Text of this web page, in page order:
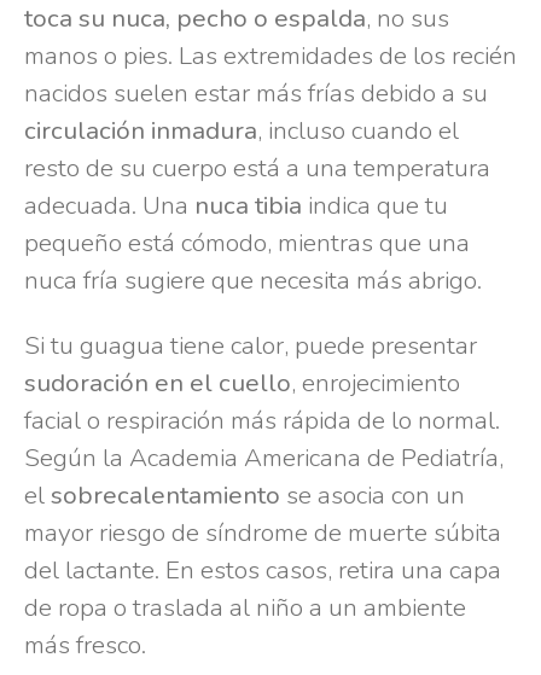
toca su nuca, pecho o espalda, no sus
manos o pies. Las extremidades de los recién
nacidos suelen estar más frías debido a su
circulación inmadura, incluso cuando el
resto de su cuerpo está a una temperatura
adecuada. Una nuca tibia indica que tu
pequeño está cómodo, mientras que una
nuca fría sugiere que necesita más abrigo.
Si tu guagua tiene calor, puede presentar
sudoración en el cuello, enrojecimiento
facial o respiración más rápida de lo normal.
Según la Academia Americana de Pediatría,
elsobrecalentamiento se asocia con un
mayor riesgo de síndrome de muerte súbita
del lactante. En estos casos, retira una capa
de ropa o traslada al niño a un ambiente
más fresco.